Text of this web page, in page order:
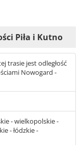
Piła i Kutno
trasie jest odległość
Nowogard -
- wielkopolskie -
- łódzkie -